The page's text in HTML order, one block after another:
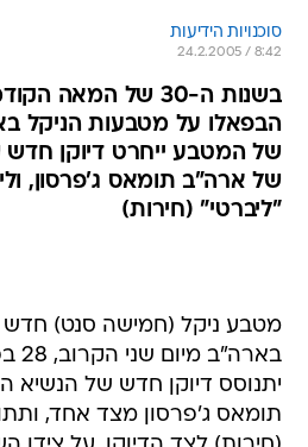
סוכנויות הידיעות
24.2.2005 / 8:42
בשנות ה-30 של
הבפאלו על מטבעות הניקל
של המטבע ייחרט דיוקן
של ארה"ב תומאס ג'פרסון,
"ליברטי" (חירות)
מטבע ניקל (חמישה סנט) חדש
יתנוסס דיוקן חדש של הנשיא
תומאס ג'פרסון מצד אחד,